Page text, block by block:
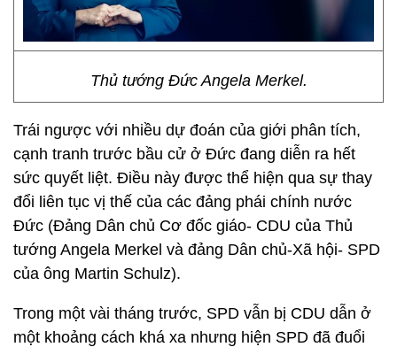
Thủ tướng Đức Angela Merkel.
Trái ngược với nhiều dự đoán của giới phân tích,
cạnh tranh trước bầu cử ở Đức đang diễn ra hết
sức quyết liệt. Điều này được thể hiện qua sự thay
đổi liên tục vị thế của các đảng phái chính nước
Đức (Đảng Dân chủ Cơ đốc giáo- CDU của Thủ
tướng Angela Merkel và đảng Dân chủ-Xã hội- SPD
của ông Martin Schulz).
Trong một vài tháng trước, SPD vẫn bị CDU dẫn ở
một khoảng cách khá xa nhưng hiện SPD đã đuổi